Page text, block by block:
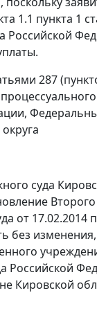
1.1 пункта 1
Российской
287
суда
от 17.02.2014
без
Российской
Кировской